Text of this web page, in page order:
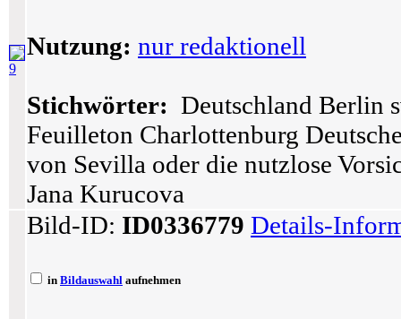
9
Nutzung: nur redaktionell
Stichwörter: Deutschland Berlin
Feuilleton Charlottenburg
von Sevilla oder die nutzlose
Jana Kurucova
Bild-ID: ID0336779 Details-
in Bildauswahl aufnehmen